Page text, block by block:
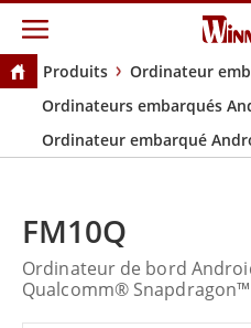
Produits
Ordinateur
Ordinateurs embarqués
Ordinateur embarqué
FM10Q
Ordinateur de bord
Qualcomm®